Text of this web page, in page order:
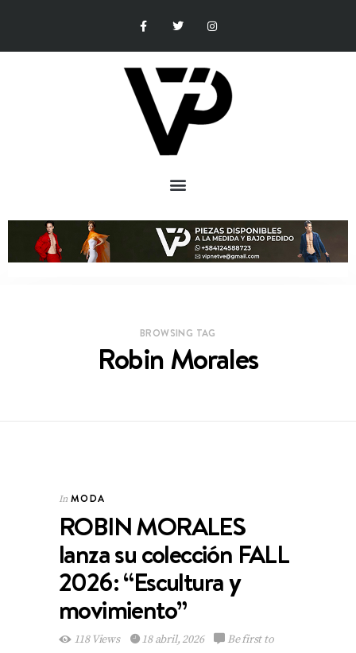
BROWSING TAG
Robin Morales
In MODA
ROBIN MORALES
lanza su colección FALL
2026: “Escultura y
movimiento”
118 Views 18 abril, 2026
Be first to